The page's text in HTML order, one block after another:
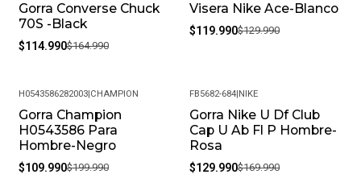
-30%
Gorra Converse Chuck
70S -Black
$114.990$164.990
-8%
Visera Nike Ace-Blanco
$119.990$129.990
-45%
H0543586282003| CHAMPION
Gorra Champion
H0543586 Para
Hombre-Negro
$109.990$199.990
-24%
FB5682-684 NIKE
Gorra Nike U Df Club
Cap U Ab Fl P Hombre-
Rosa
$129.990$169.990